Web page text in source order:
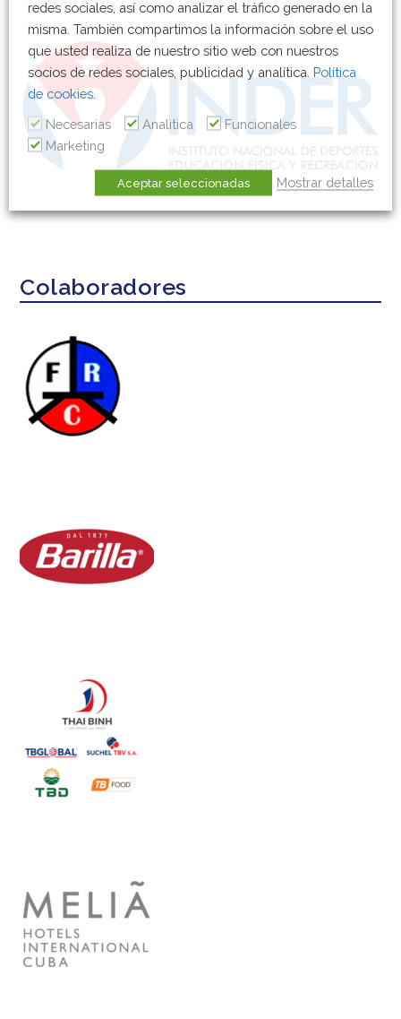
Colaboradores
redes sociales, así como analizar el tráfico generado en la
misma. También compartimos la información sobre el uso
que usted realiza de nuestro sitio web con nuestros
socios de redes sociales, publicidad y analítica. Política
de cookies
Necesarias
Analitica
Funcionales
Marketing
Aceptar seleccionadas Mostrar detalles